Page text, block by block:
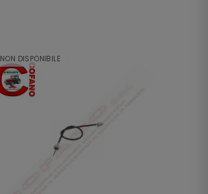
NON DISPONIBILE